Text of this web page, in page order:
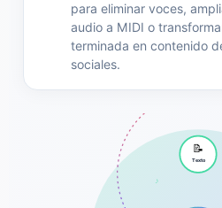
para eliminar voces,
audio a MIDI o
terminada en contenido
sociales.
📝
Texto
♪